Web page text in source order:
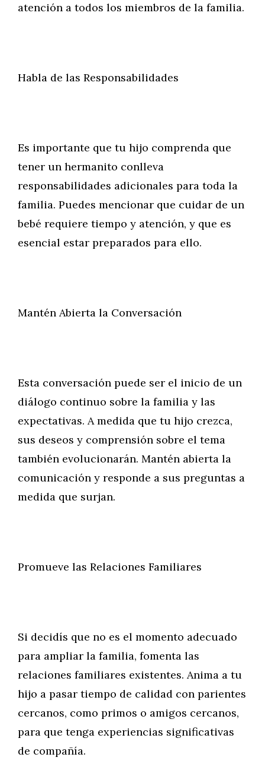
atención a todos los miembros de la familia.
Habla de las Responsabilidades
Es importante que tu hijo comprenda que
tener un hermanito conlleva
responsabilidades adicionales para toda la
familia. Puedes mencionar que cuidar de un
bebé requiere tiempo y atención, y que es
esencial estar preparados para ello.
Mantén Abierta la Conversación
Esta conversación puede ser el inicio de un
diálogo continuo sobre la familia y las
expectativas. A medida que tu hijo crezca,
sus deseos y comprensión sobre el tema
también evolucionarán. Mantén abierta la
comunicación y responde a sus preguntas a
medida que surjan.
Promueve las Relaciones Familiares
Si decidís que no es el momento adecuado
para ampliar la familia, fomenta las
relaciones familiares existentes. Anima a tu
hijo a pasar tiempo de calidad con parientes
cercanos, como primos o amigos cercanos,
para que tenga experiencias significativas
de compañía.